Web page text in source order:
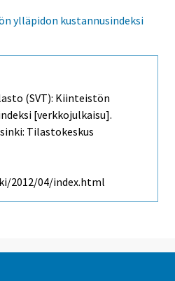
ylläpidon kustannusindeksi
(SVT): Kiinteistön
[verkkojulkaisu].
Tilastokeskus
04/index.html